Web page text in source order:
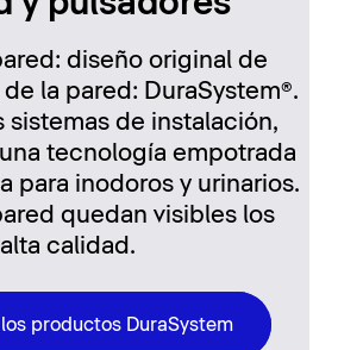
diseño original de
la pared: DuraSystem®.
sistemas de instalación,
tecnología empotrada
para inodoros y urinarios.
quedan visibles los
calidad.
productos DuraSystem